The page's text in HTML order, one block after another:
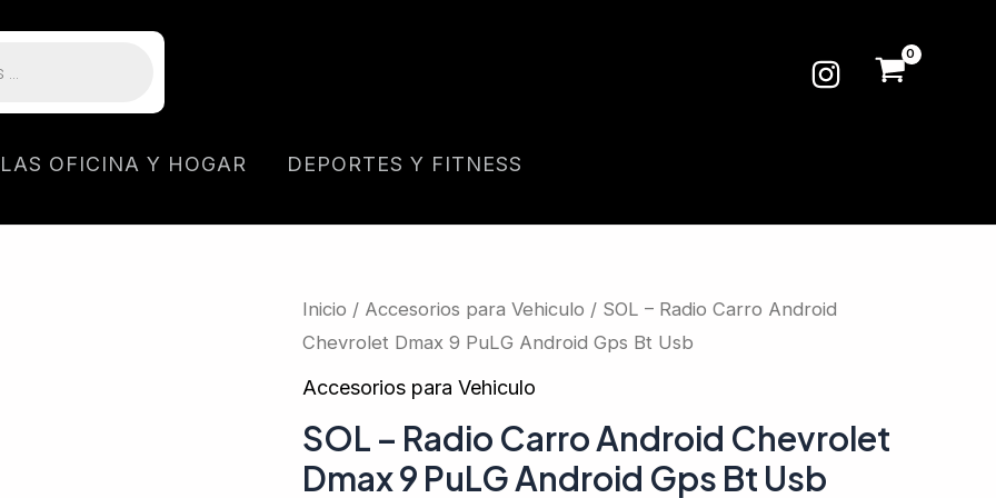
OFICINA Y HOGAR
DEPORTES Y FITNESS
Inicio / Accesorios para Vehiculo / SOL – Radio Carro Android
Chevrolet Dmax 9 PuLG Android Gps Bt Usb
Accesorios para Vehiculo
SOL – Radio Carro Android Chevrolet
Dmax 9 PuLG Android Gps Bt Usb